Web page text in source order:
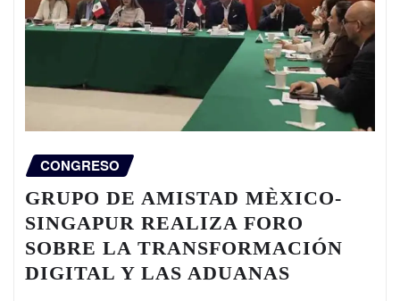
CONGRESO
GRUPO DE AMISTAD MÈXICO-
SINGAPUR REALIZA FORO
SOBRE LA TRANSFORMACIÓN
DIGITAL Y LAS ADUANAS